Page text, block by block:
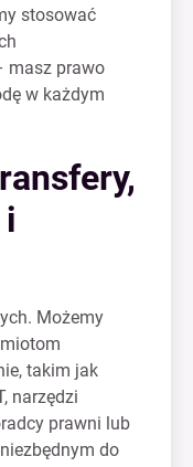
stosować
masz prawo
w każdym
Możemy
takim jak
narzędzi
prawni lub
do